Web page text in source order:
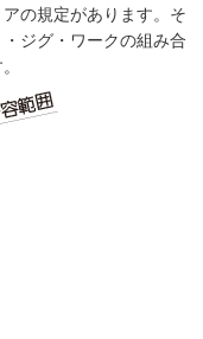
の規定があります。そ
ジグ・ワークの組み合